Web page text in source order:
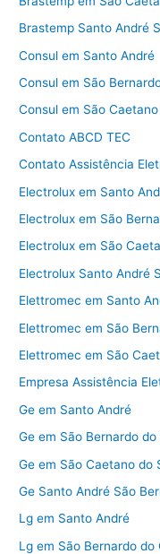
Brastemp Santo André
Consul em Santo André
Consul em São
Consul em São
Contato ABCD TEC
Contato Assistência
Electrolux em Santo
Electrolux em São
Electrolux em São
Electrolux Santo André
Elettromec em Santo
Elettromec em São
Elettromec em São
Empresa Assistência
Ge em Santo André
Ge em São Bernardo do
Ge em São Caetano do
Ge Santo André São
Lg em Santo André
Lg em São Bernardo do